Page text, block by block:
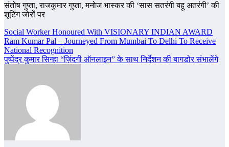
संतोष गुप्ता, राजकुमार गुप्ता, मनोज भास्कर की ‘सास सतरंगी बहू अतरंगी’ की
शूटिंग जोरों पर
Post
navigation
Social Worker Honoured With VISIONARY INDIAN AWARD
Ram Kumar Pal – Journeyed From Mumbai To Delhi To Receive
National Recognition
पुष्पेंद्र कुमार सिन्हा “ज़िंदगी ऑनलाइन” के साथ निर्देशन की बागडोर संभालेंगे